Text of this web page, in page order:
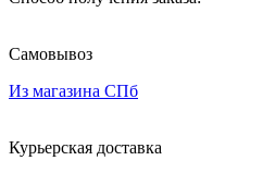
Самовывоз
Из магазина СПб
Курьерская доставка